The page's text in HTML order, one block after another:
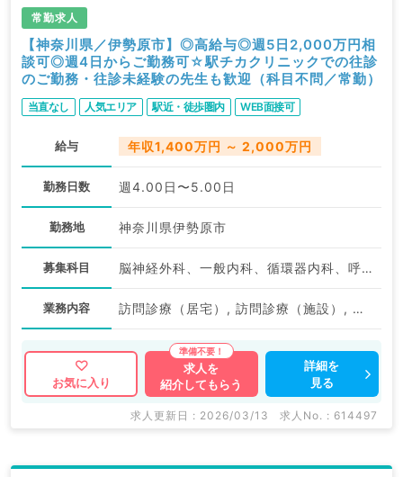
常勤求人
【神奈川県／伊勢原市】◎高給与◎週5日2,000万円相
談可◎週4日からご勤務可☆駅チカクリニックでの往診
のご勤務・往診未経験の先生も歓迎（科目不問／常勤）
当直なし 人気エリア 駅近・徒歩圏内 WEB面接可
給与 年収1,400万円 ～ 2,000万円
勤務日数 週4.00日〜5.00日
勤務地 神奈川県伊勢原市
募集科目 脳神経外科、一般内科、循環器内科、呼吸器内科、消化器内科、内分泌・代謝内科、腎臓内科、老年内科、外科系全般、一般外科、科目不問
業務内容 訪問診療（居宅）, 訪問診療（施設）, 訪問診療（居宅）, 訪問診療（施設）
お気に入り
求人を
紹介してもらう
詳細を
見る
求人更新日 : 2026/03/13 求人No. : 614497